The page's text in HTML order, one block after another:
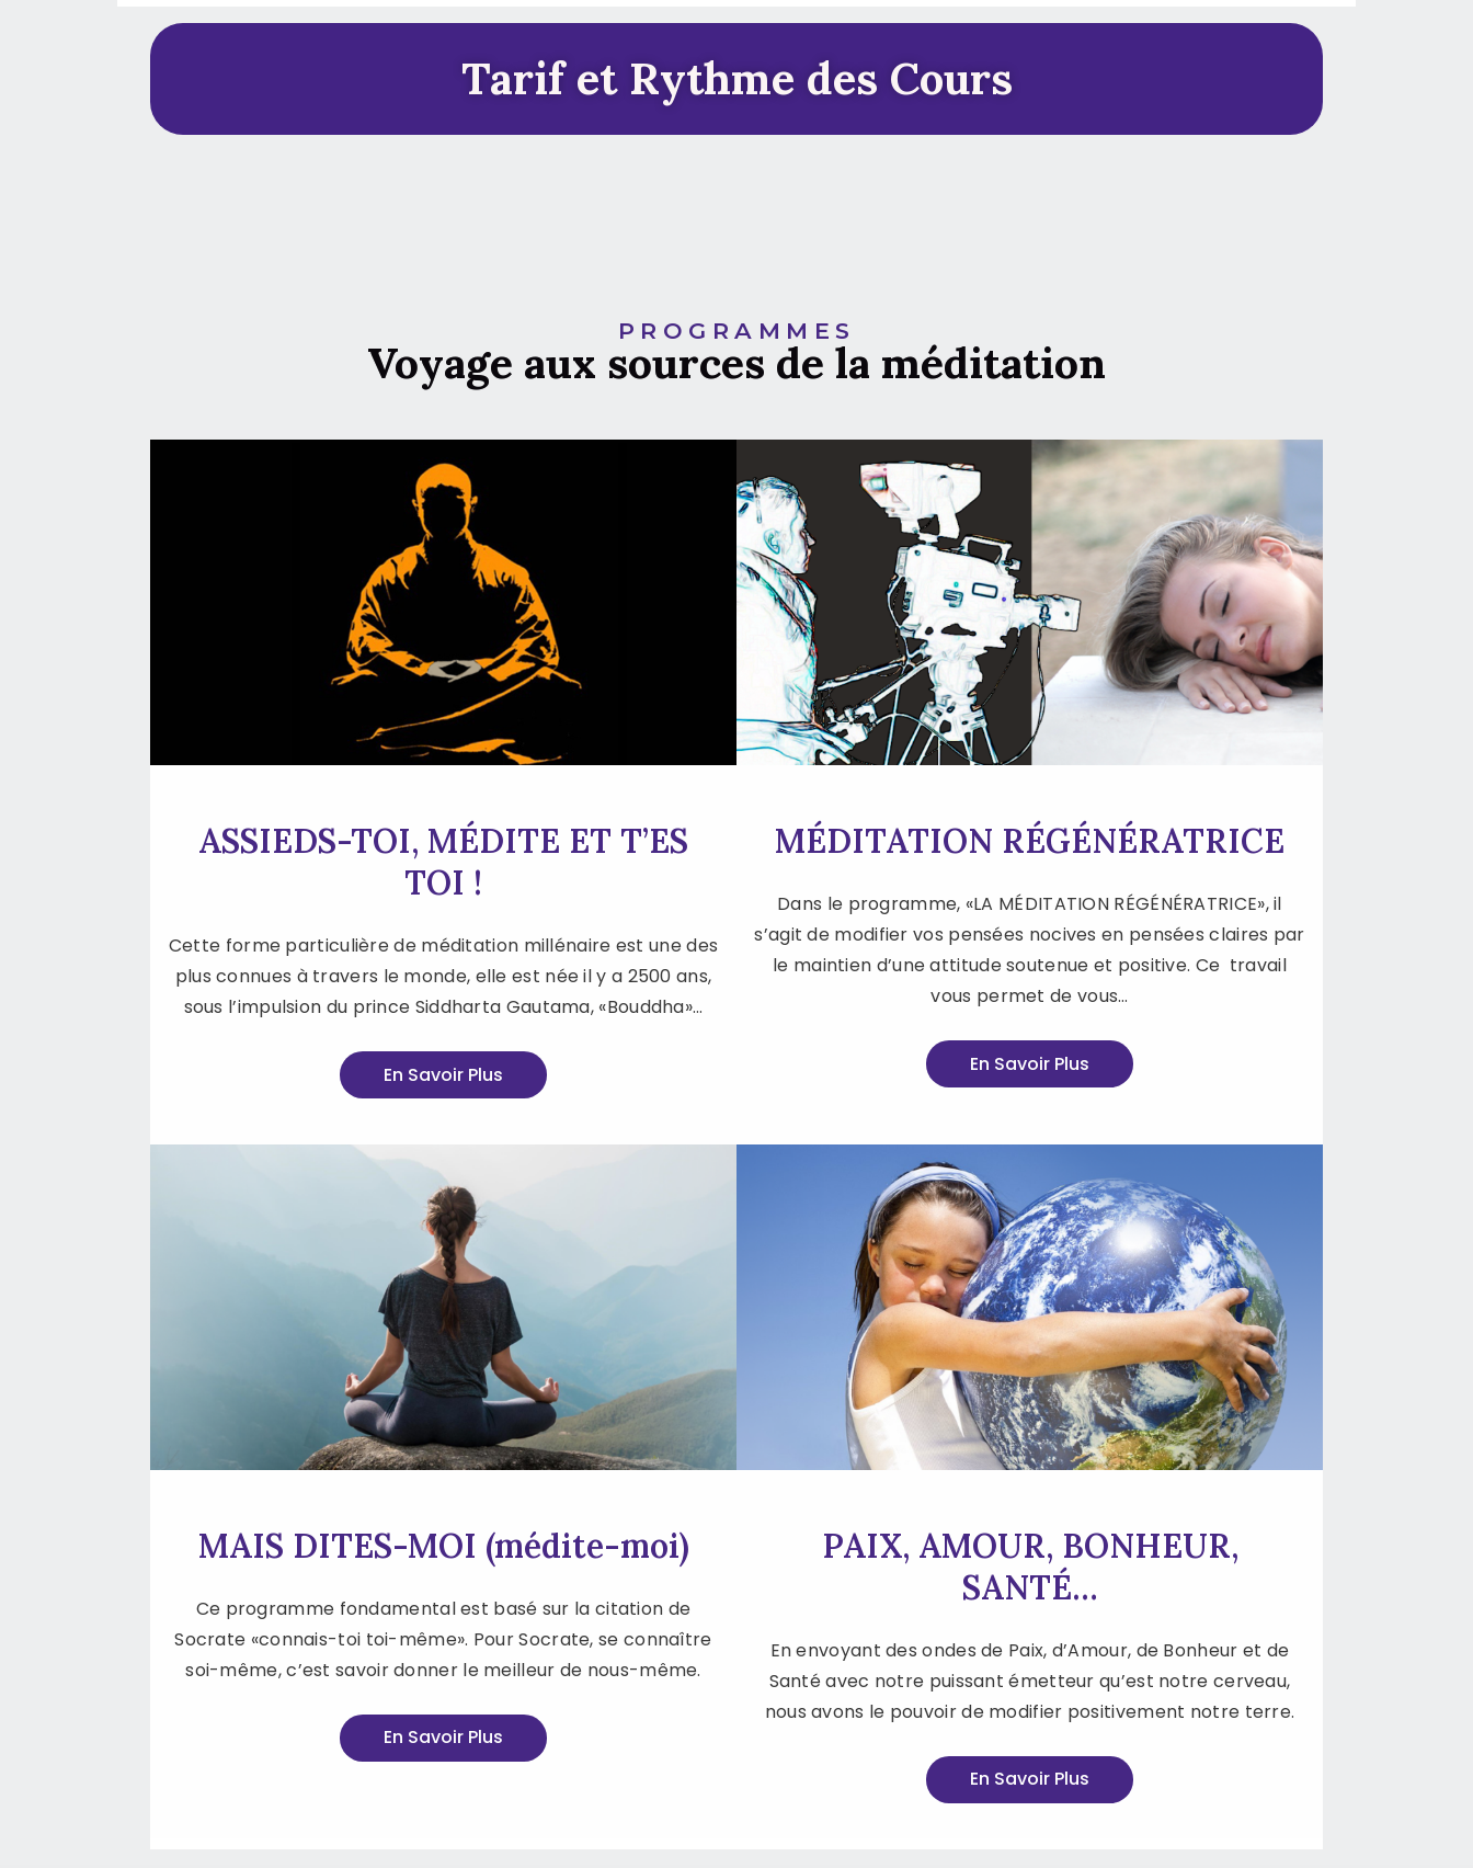
Tarif et Rythme des Cours
PROGRAMMES
Voyage aux sources de la méditation
ASSIEDS-TOI, MÉDITE ET T’ES
TOI !
Cette forme particulière de méditation millénaire est une des
plus connues à travers le monde, elle est née il y a 2500 ans,
sous l’impulsion du prince Siddharta Gautama, «Bouddha»…
En Savoir Plus
MÉDITATION RÉGÉNÉRATRICE
Dans le programme, «LA MÉDITATION RÉGÉNÉRATRICE», il
s’agit de modifier vos pensées nocives en pensées claires par
le maintien d’une attitude soutenue et positive. Ce travail
vous permet de vous…
En Savoir Plus
MAIS DITES-MOI (médite-moi)
Ce programme fondamental est basé sur la citation de
Socrate «connais-toi toi-même». Pour Socrate, se connaître
soi-même, c’est savoir donner le meilleur de nous-même.
En Savoir Plus
PAIX, AMOUR, BONHEUR,
SANTÉ…
En envoyant des ondes de Paix, d’Amour, de Bonheur et de
Santé avec notre puissant émetteur qu’est notre cerveau,
nous avons le pouvoir de modifier positivement notre terre.
En Savoir Plus